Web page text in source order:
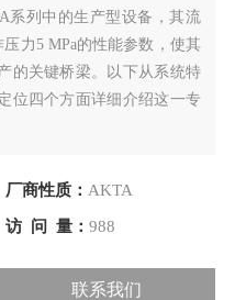
系列中的生产型设备，其流
力5 MPa的性能参数，使其
的关键桥梁。以下从系统特
位四个方面详细介绍这一专
厂商性质： AKTA
访 问 量： 988
联系我们